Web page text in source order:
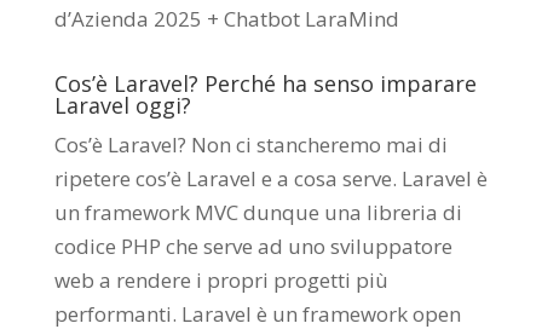
d’Azienda 2025 + Chatbot LaraMind
Cos’è Laravel? Perché ha senso imparare
Laravel oggi?
Cos’è Laravel? Non ci stancheremo mai di
ripetere cos’è Laravel e a cosa serve. Laravel è
un framework MVC dunque una libreria di
codice PHP che serve ad uno sviluppatore
web a rendere i propri progetti più
performanti. Laravel è un framework open